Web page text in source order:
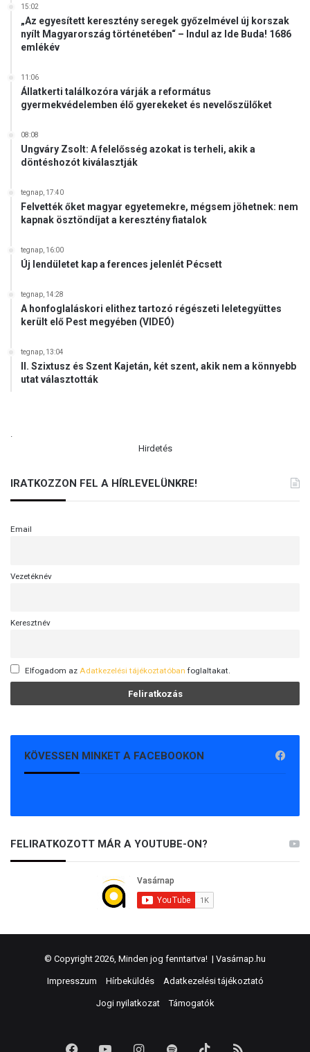
15:02
„Az egyesített keresztény seregek győzelmével új korszak
nyílt Magyarország történetében“ – Indul az Ide Buda! 1686
emlékév
11:06
Állatkerti találkozóra várják a református
gyermekvédelemben élő gyerekeket és nevelőszülőket
08:08
Ungváry Zsolt: A felelősség azokat is terheli, akik a
döntéshozót kiválasztják
tegnap, 17:40
Felvették őket magyar egyetemekre, mégsem jöhetnek: nem
kapnak ösztöndíjat a keresztény fiatalok
tegnap, 16:00
Új lendületet kap a ferences jelenlét Pécsett
tegnap, 14:28
A honfoglaláskori elithez tartozó régészeti leletegyüttes
került elő Pest megyében (VIDEÓ)
tegnap, 13:04
II. Szixtusz és Szent Kajetán, két szent, akik nem a könnyebb
utat választották
.
Hirdetés
IRATKOZZON FEL A HÍRLEVELÜNKRE!
Email
Vezetéknév
Keresztnév
Elfogadom az Adatkezelési tájékoztatóban foglaltakat.
KÖVESSEN MINKET A FACEBOOKON
FELIRATKOZOTT MÁR A YOUTUBE-ON?
© Copyright 2026, Minden jog fenntartva! | Vasárnap.hu
Impresszum Hírbeküldés Adatkezelési tájékoztató
Jogi nyilatkozat Támogatók
FacebookYouTubeInstagram
Spotify TikTok